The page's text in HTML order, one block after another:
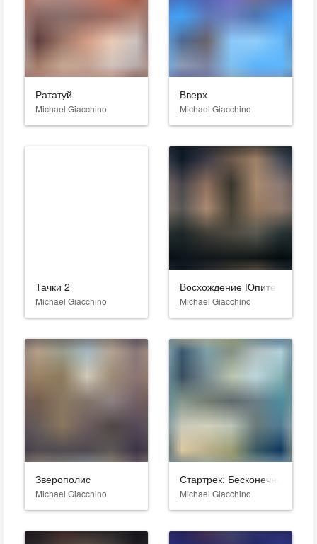
Рататуй
Michael Giacchino
Вверх
Michael Giacchino
Тачки 2
Michael Giacchino
Восхождение Юпитер
Michael Giacchino
Зверополис
Michael Giacchino
Стартрек: Бесконечность
Michael Giacchino